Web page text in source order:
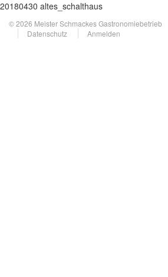
20180430 altes_schalthaus
© 2026 Meister Schmackes Gastronomiebetrieb
Datenschutz
Anmelden